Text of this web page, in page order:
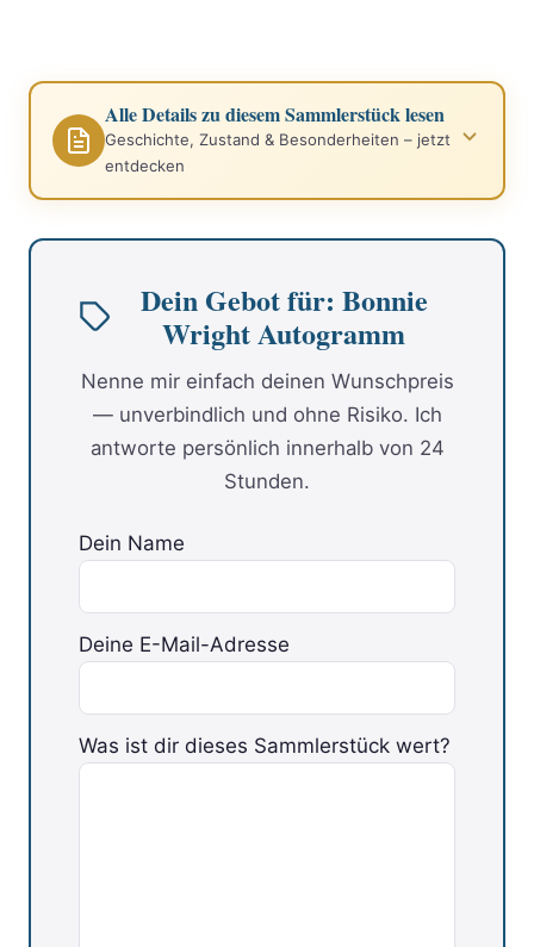
Alle Details zu diesem Sammlerstück lesen
Geschichte, Zustand & Besonderheiten – jetzt
entdecken
Dein Gebot für: Bonnie
Wright Autogramm
Nenne mir einfach deinen Wunschpreis
— unverbindlich und ohne Risiko. Ich
antworte persönlich innerhalb von 24
Stunden.
Dein Name
Deine E-Mail-Adresse
Bitte lasse dieses Feld leer.
Was ist dir dieses Sammlerstück wert?